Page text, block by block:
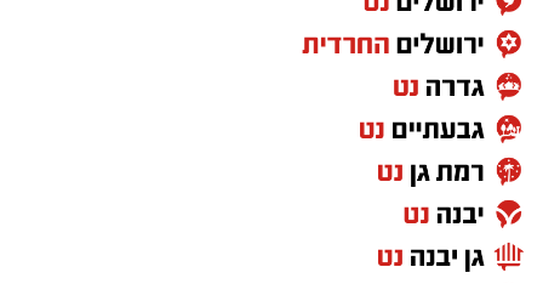
במשך חודשים הציבור שמע הצהרות
חד־משמעיות על היעדר אמון בראש העיר, על
כישלון ההנהגה ועל הצורך להחליף את הדרך.
היום, ללא שום שינוי מהותי במדיניות או
בהתנהלות העירייה, אותם אנשים מצטרפים בדיוק
לאותה הנהגה שביקרו בחריפות.